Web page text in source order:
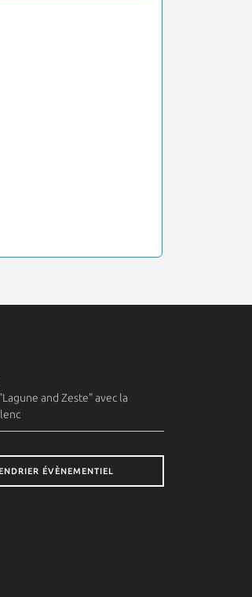
and Zeste" avec la
ÉVÈNEMENTIEL